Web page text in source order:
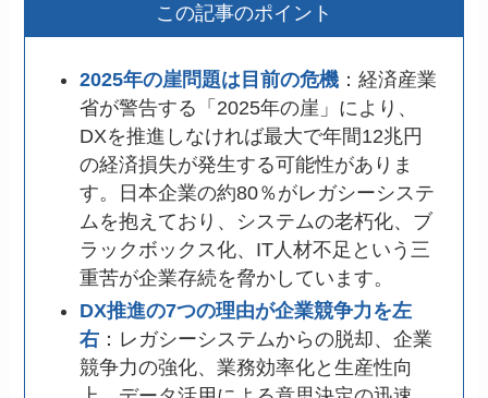
この記事のポイント
2025年の崖問題は目前の危機：経済産業
省が警告する「2025年の崖」により、
DXを推進しなければ最大で年間12兆円
の経済損失が発生する可能性がありま
す。日本企業の約80％がレガシーシステ
ムを抱えており、システムの老朽化、ブ
ラックボックス化、IT人材不足という三
重苦が企業存続を脅かしています。
DX推進の7つの理由が企業競争力を左
右：レガシーシステムからの脱却、企業
競争力の強化、業務効率化と生産性向